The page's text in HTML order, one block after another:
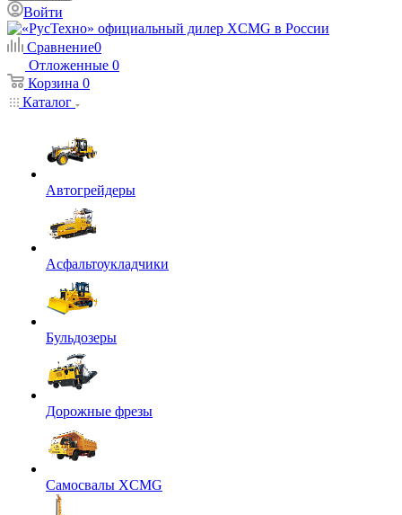
Войти
Сравнение0
Отложенные 0
Корзина 0
Каталог
Автогрейдеры
Асфальтоукладчики
Бульдозеры
Дорожные фрезы
Самосвалы XCMG